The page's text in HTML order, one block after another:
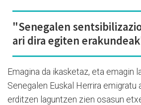
"Senegalen
ari dira egiten
Emagina da ikasketaz, eta emagin
Senegalen Euskal Herrira emigratu
erditzen laguntzen zien osasun